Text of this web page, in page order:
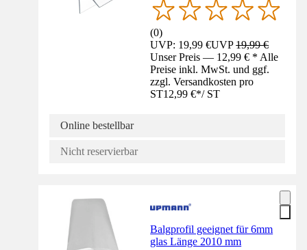
(0)
UVP: 19,99 €UVP19,99 €
Unser Preis — 12,99 € * Alle
Preise inkl. MwSt. und ggf.
zzgl. Versandkosten pro
ST12,99 €*/ ST
Online bestellbar
Nicht reservierbar
Balgprofil geeignet für 6mm
glas Länge 2010 mm